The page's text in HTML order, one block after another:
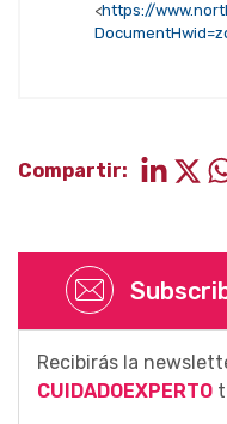
<https://
Compartir:
Recibirás la
CUIDADOEXPERTO